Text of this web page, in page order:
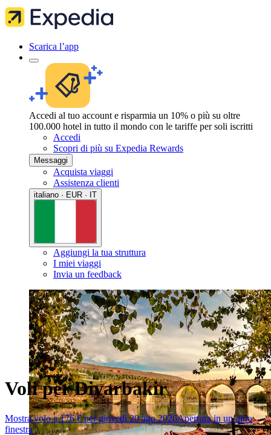
Scarica l’app
Accedi al tuo account e risparmia un 10% o più su oltre
100.000 hotel in tutto il mondo con le tariffe per soli iscritti
Accedi
Scopri di più su Expedia Rewards
Messaggi
Acquista viaggi
Assistenza clienti
italiano · EUR · IT
Aggiungi la tua struttura
I miei viaggi
Invia un feedback
Voli per Diyarbakir
Mostra volo a 176 € per giovedì 20 ago 2026Apertura in un’altra
finestra